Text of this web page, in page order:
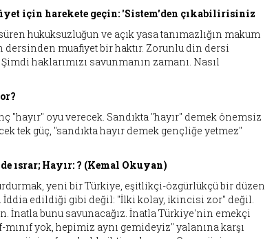
için harekete geçin: 'Sistem'den çıkabilirisiniz
hukuksuzluğun ve açık yasa tanımazlığın makum
muafiyet bir haktır. Zorunlu din dersi
haklarımızı savunmanın zamanı. Nasıl
"hayır" oyu verecek. Sandıkta "hayır" demek önemsiz
tek güç, "sandıkta hayır demek gençliğe yetmez"
ısrar; Hayır: ? (Kemal Okuyan)
yeni bir Türkiye, eşitlikçi-özgürlükçü bir düzen
edildiği gibi değil: "İlki kolay, ikincisi zor" değil.
İnatla bunu savunacağız. İnatla Türkiye'nin emekçi
mınıf yok, hepimiz aynı gemideyiz" yalanına karşı